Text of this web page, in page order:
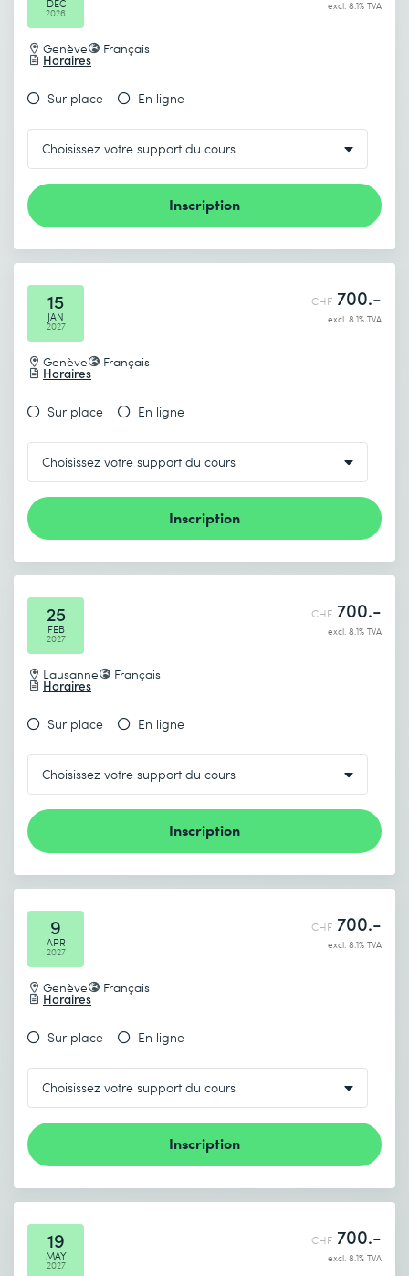
DEC
2026
Genève Français
Horaires
excl. 8.1% TVA
Sur place En ligne
Inscription
15
JAN
2027
Genève Français
Horaires
CHF 700.-
excl. 8.1% TVA
Sur place En ligne
Inscription
25
FEB
2027
Lausanne Français
Horaires
CHF 700.-
excl. 8.1% TVA
Sur place En ligne
Inscription
9
APR
2027
Genève Français
Horaires
CHF 700.-
excl. 8.1% TVA
Sur place En ligne
Inscription
19
MAY
2027
CHF 700.-
excl. 8.1% TVA